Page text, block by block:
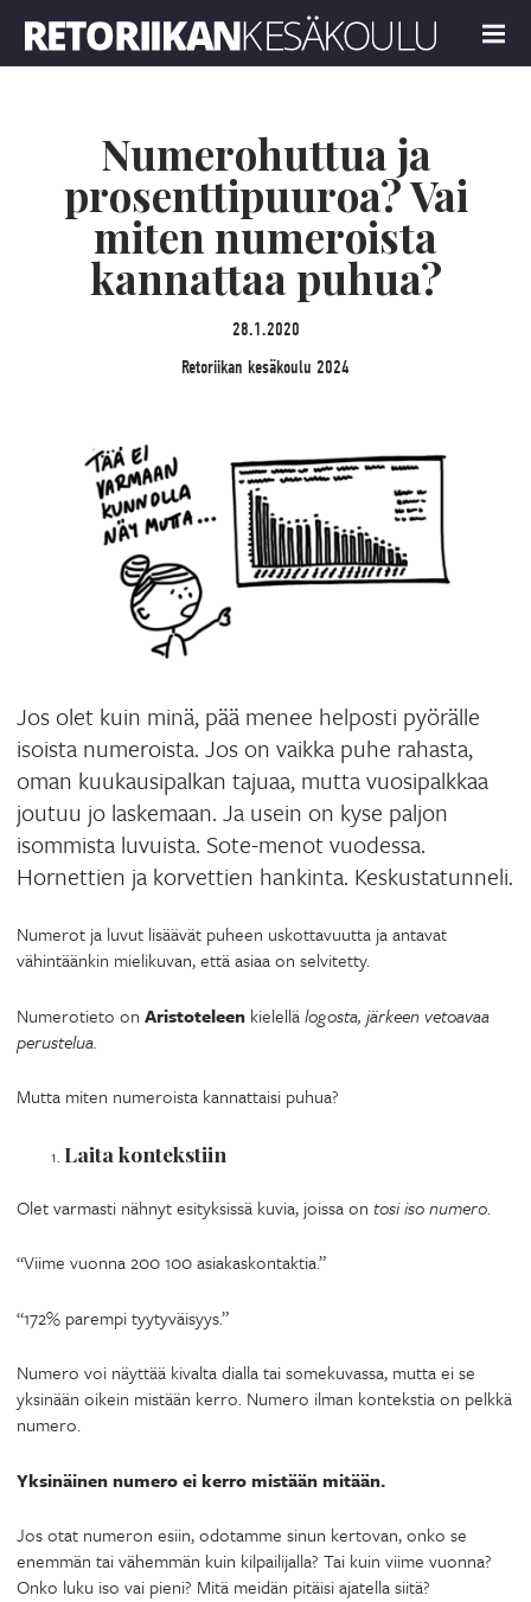
MENU
Numerohuttua ja
prosenttipuuroa? Vai
miten numeroista
kannattaa puhua?
28.1.2020
Retoriikan kesäkoulu 2024
Jos olet kuin minä, pää menee helposti pyörälle
isoista numeroista. Jos on vaikka puhe rahasta,
oman kuukausipalkan tajuaa, mutta vuosipalkkaa
joutuu jo laskemaan. Ja usein on kyse paljon
isommista luvuista. Sote-menot vuodessa.
Hornettien ja korvettien hankinta. Keskustatunneli.
Numerot ja luvut lisäävät puheen uskottavuutta ja antavat
vähintäänkin mielikuvan, että asiaa on selvitetty.
Numerotieto on Aristoteleen kielellälogosta, järkeen vetoavaa
perustelua.
Mutta miten numeroista kannattaisi puhua?
Laita kontekstiin
Olet varmasti nähnyt esityksissä kuvia, joissa on tosi iso numero.
“Viime vuonna 200 100 asiakaskontaktia.”
“172% parempi tyytyväisyys.”
Numero voi näyttää kivalta dialla tai somekuvassa, mutta ei se
yksinään oikein mistään kerro. Numero ilman kontekstia on pelkkä
numero.
Yksinäinen numero ei kerro mistään mitään.
Jos otat numeron esiin, odotamme sinun kertovan, onko se
enemmän tai vähemmän kuin kilpailijalla? Tai kuin viime vuonna?
Onko luku iso vai pieni? Mitä meidän pitäisi ajatella siitä?